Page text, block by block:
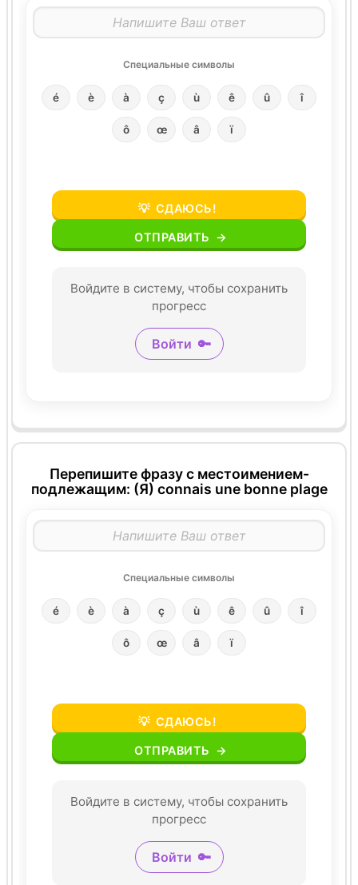
Специальные символы
é è à ç ù ê û î
ô œ â ï
💡 СДАЮСЬ!
ОТПРАВИТЬ →
Войдите в систему, чтобы сохранить
прогресс
Войти 🔑
Перепишите фразу с местоимением-
подлежащим: (Я) connais une bonne plage
Специальные символы
é è à ç ù ê û î
ô œ â ï
💡 СДАЮСЬ!
ОТПРАВИТЬ →
Войдите в систему, чтобы сохранить
прогресс
Войти 🔑